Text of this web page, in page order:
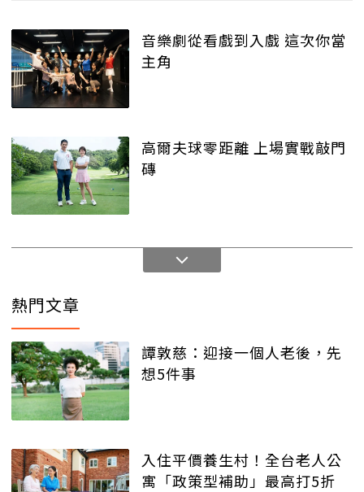
音樂劇從看戲到入戲 這次你當
主角
高爾夫球零距離 上場實戰敲門
磚
熱門文章
譚敦慈：迎接一個人老後，先
想5件事
入住平價養生村！全台老人公
寓「政策型補助」最高打5折